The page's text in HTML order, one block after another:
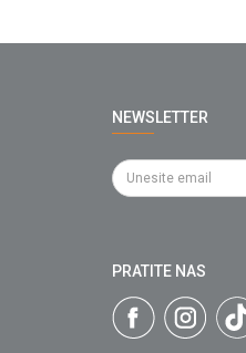
NEWSLETTER
PRATITE NAS